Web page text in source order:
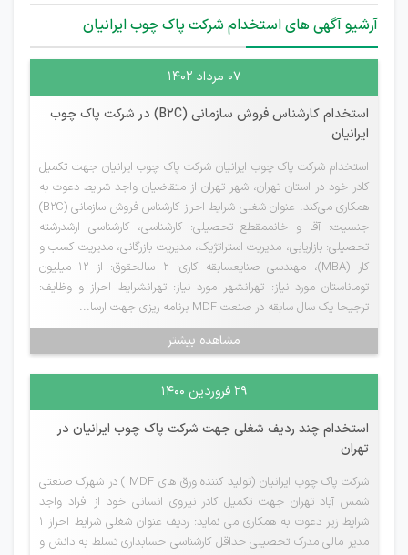
آرشیو آگهی های استخدام شرکت پاک چوب ایرانیان
۰۷ مرداد ۱۴۰۲
استخدام کارشناس فروش سازمانی (B2C) در شرکت پاک چوب
ایرانیان
استخدام شرکت پاک چوب ایرانیان شرکت پاک چوب ایرانیان جهت تکمیل
کادر خود در استان تهران، شهر تهران از متقاضیان واجد شرایط دعوت به
همکاری می‌کند. عنوان شغلی شرایط احراز کارشناس فروش سازمانی (B2C)
جنسیت: آقا و خانممقطع تحصیلی: کارشناسی، کارشناسی ارشدرشته
تحصیلی: بازاریابی، مدیریت استراتژیک، مدیریت بازرگانی، مدیریت کسب و
کار (MBA)، مهندسی صنایعسابقه کاری: ۲ سالحقوق: از ۱۲ میلیون
توماناستان مورد نیاز: تهرانشهر مورد نیاز: تهرانشرایط احراز و وظایف:
ترجیحا یک سال سابقه در صنعت MDF برنامه ریزی جهت ارسا...
مشاهده بیشتر
۲۹ فروردین ۱۴۰۰
استخدام چند ردیف شغلی جهت شرکت پاک چوب ایرانیان در
تهران
شرکت پاک چوب ایرانیان (تولید کننده ورق های MDF ) در شهرک صنعتی
شمس آباد تهران جهت تکمیل کادر نیروی انسانی خود از افراد واجد
شرایط زیر دعوت به همکاری می نماید: ردیف عنوان شغلی شرایط احراز 1
مدیر مالی مدرک تحصیلی حداقل کارشناسی حسابداری تسلط به دانش و